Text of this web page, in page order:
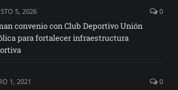
5, 2026 0
convenio con Club Deportivo Unión
para fortalecer infraestructura
1, 2021 0